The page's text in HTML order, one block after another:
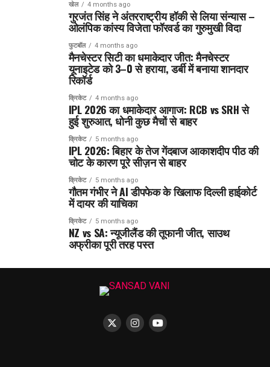
खेल 4 months ago
गुरजंत सिंह ने अंतरराष्ट्रीय हॉकी से लिया संन्यास –
ओलंपिक कांस्य विजेता फॉरवर्ड का गुरुमुखी विदा
फुटबॉल 4 months ago
मैनचेस्टर सिटी का धमाकेदार जीत: मैनचेस्टर
यूनाइटेड को 3–0 से हराया, डर्बी में बनाया शानदार
रिकॉर्ड
क्रिकेट 4 months ago
IPL 2026 का धमाकेदार आगाज: RCB vs SRH से
हुई शुरुआत, धोनी कुछ मैचों से बाहर
क्रिकेट 5 months ago
IPL 2026: बिहार के तेज गेंदबाज आकाशदीप पीठ की
चोट के कारण पूरे सीज़न से बाहर
क्रिकेट 5 months ago
गौतम गंभीर ने AI डीपफेक के खिलाफ दिल्ली हाईकोर्ट
में दायर की याचिका
क्रिकेट 5 months ago
NZ vs SA: न्यूजीलैंड की तूफानी जीत, साउथ
अफ्रीका पूरी तरह पस्त